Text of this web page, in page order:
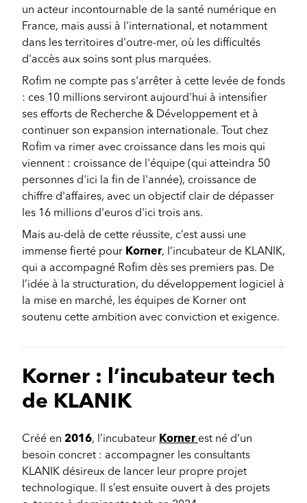
un acteur incontournable de la santé numérique en
France, mais aussi à l'international, et notamment
dans les territoires d'outre-mer, où les difficultés
d'accès aux soins sont plus marquées.
Rofim ne compte pas s'arrêter à cette levée de fonds
: ces 10 millions serviront aujourd'hui à intensifier
ses efforts de Recherche & Développement et à
continuer son expansion internationale. Tout chez
Rofim va rimer avec croissance dans les mois qui
viennent : croissance de l'équipe (qui atteindra 50
personnes d'ici la fin de l'année), croissance de
chiffre d'affaires, avec un objectif clair de dépasser
les 16 millions d'euros d'ici trois ans.
Mais au-delà de cette réussite, c’est aussi une
immense fierté pour Korner, l’incubateur de KLANIK,
qui a accompagné Rofim dès ses premiers pas. De
l’idée à la structuration, du développement logiciel à
la mise en marché, les équipes de Korner ont
soutenu cette ambition avec conviction et exigence.
Korner : l’incubateur tech
de KLANIK
Créé en 2016, l’incubateur Korner est né d’un
besoin concret : accompagner les consultants
KLANIK désireux de lancer leur propre projet
technologique. Il s’est ensuite ouvert à des projets